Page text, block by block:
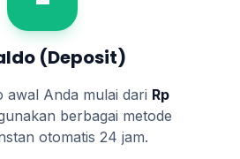
(Deposit)
awal Anda mulai dari Rp
berbagai metode
otomatis 24 jam.